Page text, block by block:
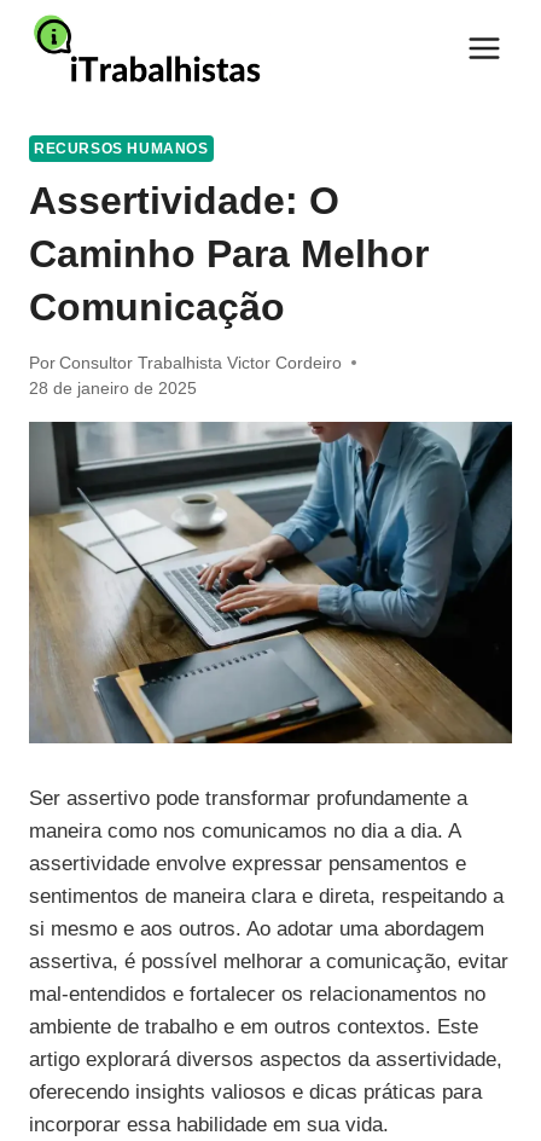
Pular
para
RECURSOS HUMANOS
Assertividade: O
Caminho Para Melhor
Comunicação
Por Consultor Trabalhista Victor Cordeiro
28 de janeiro de 2025
Ser assertivo pode transformar profundamente a
maneira como nos comunicamos no dia a dia. A
assertividade envolve expressar pensamentos e
sentimentos de maneira clara e direta, respeitando a
si mesmo e aos outros. Ao adotar uma abordagem
assertiva, é possível melhorar a comunicação, evitar
mal-entendidos e fortalecer os relacionamentos no
ambiente de trabalho e em outros contextos. Este
artigo explorará diversos aspectos da assertividade,
oferecendo insights valiosos e dicas práticas para
incorporar essa habilidade em sua vida.